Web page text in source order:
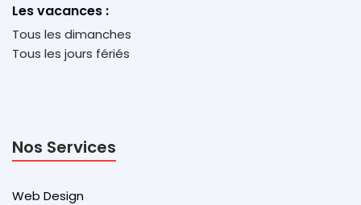
Les vacances :
Tous les dimanches
Tous les jours fériés
Nos Services
Web Design